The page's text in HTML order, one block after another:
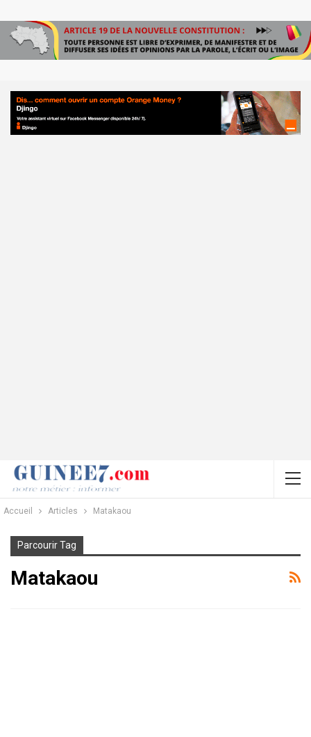
Accueil Articles Matakaou
Parcourir Tag
Matakaou